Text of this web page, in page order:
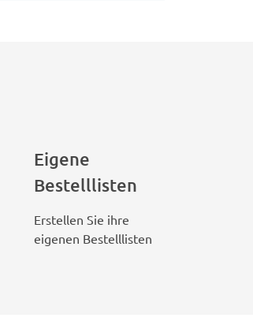
Eigene
Bestelllisten
Erstellen Sie ihre
eigenen Bestelllisten